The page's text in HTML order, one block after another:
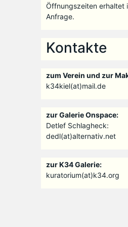
Öffnungszeiten erhaltet
Anfrage.
Kontakte
zum Verein und zur
k34kiel(at)mail.de
zur Galerie Onspace:
Detlef Schlagheck:
dedl(at)alternativ.net
zur K34 Galerie:
kuratorium(at)k34.org